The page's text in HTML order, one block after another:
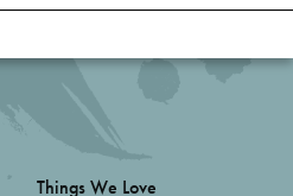
Things We Love